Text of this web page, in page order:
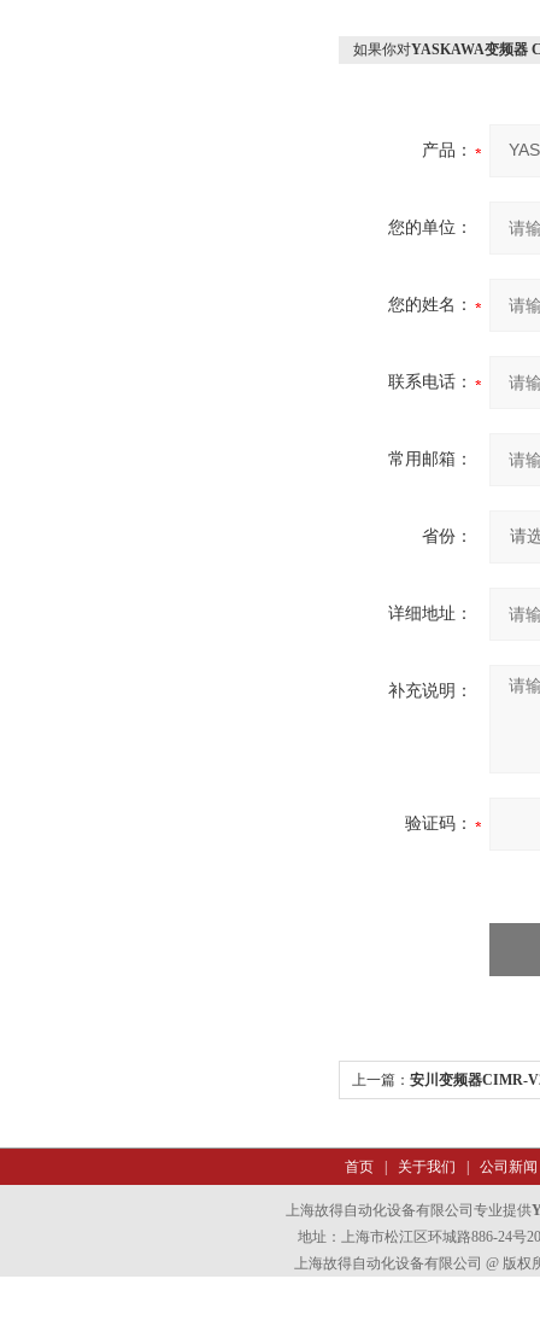
如果你对YASKAWA变频器
产品：
您的单位：
您的姓名：
联系电话：
常用邮箱：
省份：
详细地址：
补充说明：
验证码：
上一篇： 安川变频器CIMR-
首页| 关于我们 公司新闻
上海故得自动化设备有限公司专业提供
地址：上海市松江区环城路886-24号
上海故得自动化设备有限公司 @ 版权